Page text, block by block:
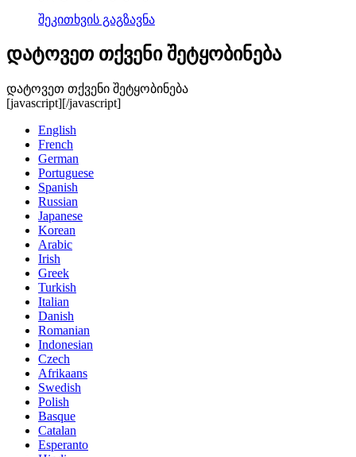
შეკითხვის გაგზავნა
დატოვეთ თქვენი შეტყობინება
დატოვეთ თქვენი შეტყობინება
[javascript][/javascript]
English
French
German
Portuguese
Spanish
Russian
Japanese
Korean
Arabic
Irish
Greek
Turkish
Italian
Danish
Romanian
Indonesian
Czech
Afrikaans
Swedish
Polish
Basque
Catalan
Esperanto